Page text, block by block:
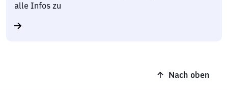
alle Infos zu
Nach oben